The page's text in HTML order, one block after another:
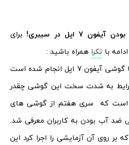
اپل در سیبری ! برای
با تکرا همراه باشید :
اخیراً یک آزمایش در رابطه با گوشی آیفون 7 اپل انجام شده است
به شدت سخت این گوشی چقدر
است که سری هفتم از گوشی های
ضد آب بودن به کاربران معرفی شد.
صاحب این گوشی آیفون 7 که بر روی آن آزمایشی را اجرا کرد این